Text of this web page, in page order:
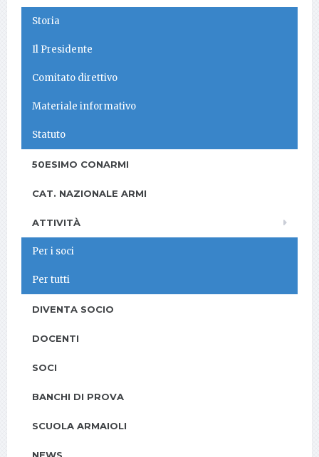
Storia
Il Presidente
Comitato direttivo
Materiale informativo
Statuto
50ESIMO CONARMI
CAT. NAZIONALE ARMI
ATTIVITÀ
Per i soci
Per tutti
DIVENTA SOCIO
DOCENTI
SOCI
BANCHI DI PROVA
SCUOLA ARMAIOLI